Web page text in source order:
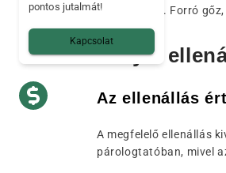
kielégítésére. Forró
Melyik
Az ellenállás
A megfelelő ellenállás
párologtatóban, mivel
pontos jutalmát!
Kapcsolat